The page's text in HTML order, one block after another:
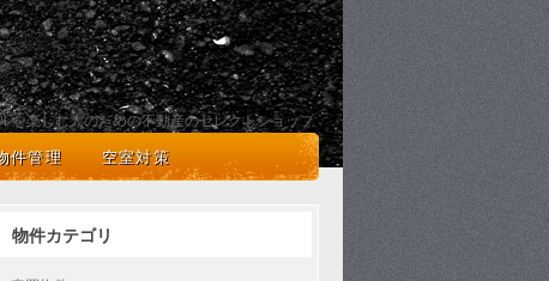
を楽しむ人のための不動産のセレクトショップ
件管理 空室対策
物件カテゴリ